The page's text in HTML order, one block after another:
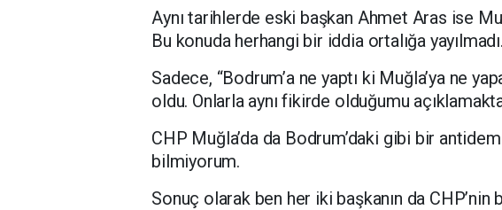
Aynı tarihlerde eski başkan Ahmet Aras ise
Bu konuda herhangi bir iddia ortalığa yayılmadı.
Sadece, “Bodrum’a ne yaptı ki Muğla’ya ne
oldu. Onlarla aynı fikirde olduğumu
CHP Muğla’da da Bodrum’daki gibi bir
bilmiyorum.
Sonuç olarak ben her iki başkanın da